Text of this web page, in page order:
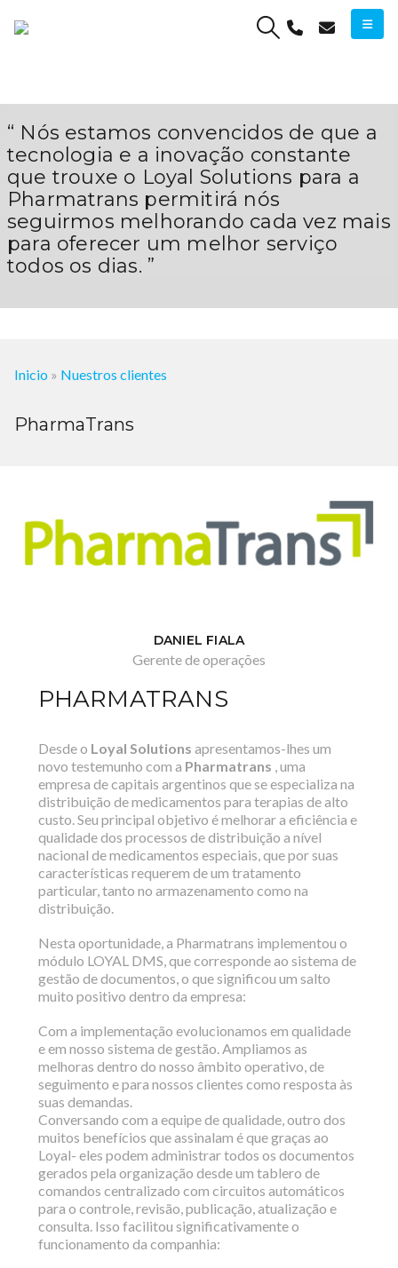
“ Nós estamos convencidos de que a
tecnologia e a inovação constante
que trouxe o Loyal Solutions para a
Pharmatrans permitirá nós
seguirmos melhorando cada vez mais
para oferecer um melhor serviço
todos os dias. ”
Inicio » Nuestros clientes
PharmaTrans
DANIEL FIALA
Gerente de operações
PHARMATRANS
Desde o Loyal Solutions apresentamos-lhes um
novo testemunho com a Pharmatrans , uma
empresa de capitais argentinos que se especializa na
distribuição de medicamentos para terapias de alto
custo. Seu principal objetivo é melhorar a eficiência e
qualidade dos processos de distribuição a nível
nacional de medicamentos especiais, que por suas
características requerem de um tratamento
particular, tanto no armazenamento como na
distribuição.
Nesta oportunidade, a Pharmatrans implementou o
módulo LOYAL DMS, que corresponde ao sistema de
gestão de documentos, o que significou um salto
muito positivo dentro da empresa:
Com a implementação evolucionamos em qualidade
e em nosso sistema de gestão. Ampliamos as
melhoras dentro do nosso âmbito operativo, de
seguimento e para nossos clientes como resposta às
suas demandas.
Conversando com a equipe de qualidade, outro dos
muitos benefícios que assinalam é que graças ao
Loyal- eles podem administrar todos os documentos
gerados pela organização desde um tablero de
comandos centralizado com circuitos automáticos
para o controle, revisão, publicação, atualização e
consulta. Isso facilitou significativamente o
funcionamento da companhia: